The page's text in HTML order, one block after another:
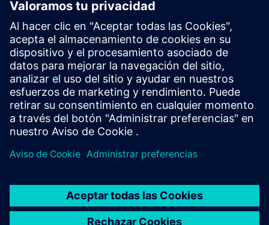
Att ge anläggningsskötaren kännedom om sitt ansvar samt god
kunskap inom brandskydd.
Nota
-
Dirigido a
Anläggningsskötare på automatiska brandlarmanläggningar.